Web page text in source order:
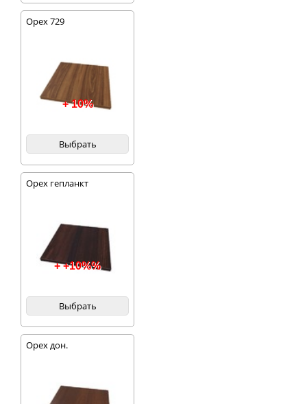
Орех 729
+ 10%
Выбрать
Орех гепланкт
+ +10%%
Выбрать
Орех дон.